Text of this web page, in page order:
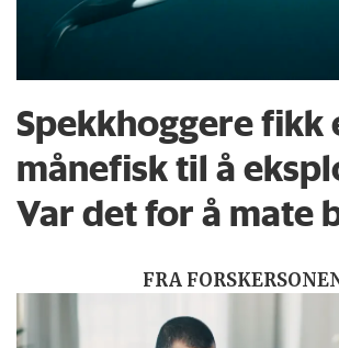
Spekkhoggere fikk
månefisk til å
Var det for å mate
FRA